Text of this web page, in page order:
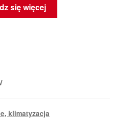
się więcej
klimatyzacja